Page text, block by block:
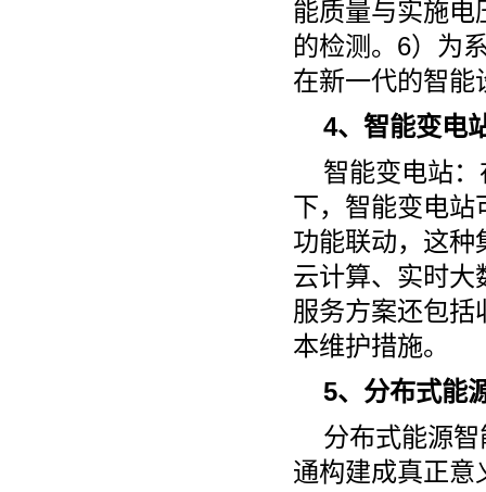
能质量与实施电
的检测。6）为
在新一代的智能
4、智能变电
智能变电站
下，智能变电站
功能联动，这种
云计算、实时大
服务方案还包括
本维护措施。
5、分布式能
分布式能源
通构建成真正意